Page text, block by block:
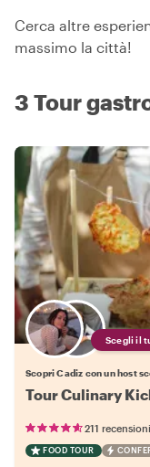
Cerca altre
massimo la città!
3 Tour
Scegli il
Scopri Cadiz con un host
Tour Culinary
211 recensioni
FOOD TOUR